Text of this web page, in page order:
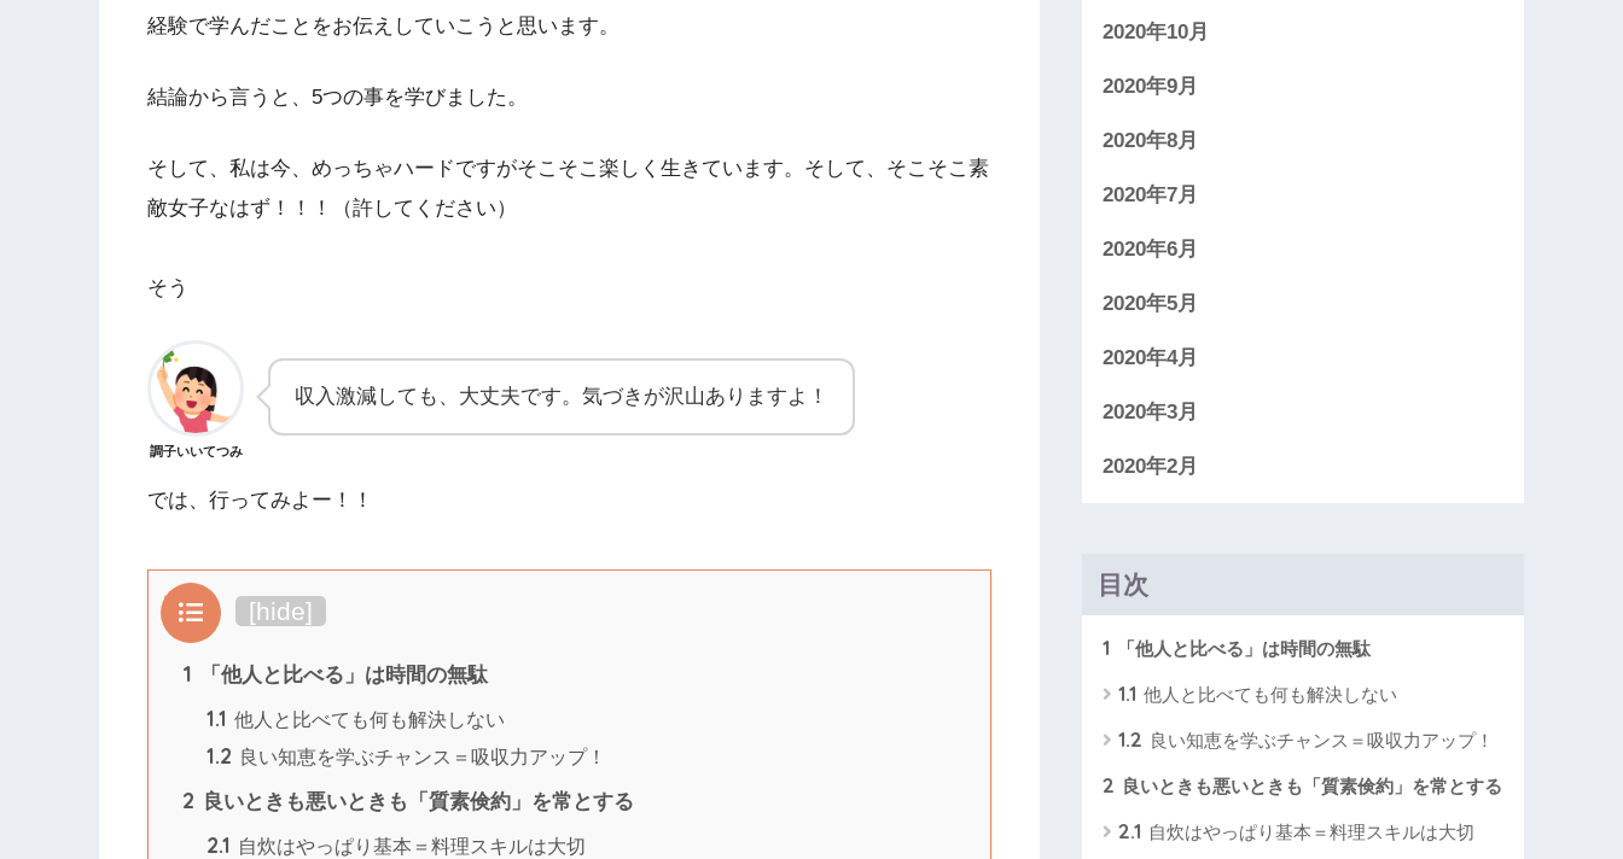
経験で学んだことをお伝えしていこうと思います。
結論から言うと、5つの事を学びました。
そして、私は今、めっちゃハードですがそこそこ楽しく生きています。そして、そこそこ素
敵女子なはず！！！（許してください）
そう
調子いいてつみ
収入激減しても、大丈夫です。気づきが沢山ありますよ！
では、行ってみよー！！
目次 [hide]
1 「他人と比べる」は時間の無駄
1.1 他人と比べても何も解決しない
1.2 良い知恵を学ぶチャンス＝吸収力アップ！
2 良いときも悪いときも「質素倹約」を常とする
2.1 自炊はやっぱり基本＝料理スキルは大切
2020年10月
2020年9月
2020年8月
2020年7月
2020年6月
2020年5月
2020年4月
2020年3月
2020年2月
目次
1 「他人と比べる」は時間の無駄
1.1 他人と比べても何も解決しない
1.2 良い知恵を学ぶチャンス＝吸収力アップ！
2 良いときも悪いときも「質素倹約」を常とする
2.1 自炊はやっぱり基本＝料理スキルは大切